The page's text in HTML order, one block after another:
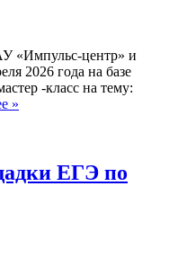
«Импульс-центр» и
2026 года на базе
-класс на тему:
»
ЕГЭ по